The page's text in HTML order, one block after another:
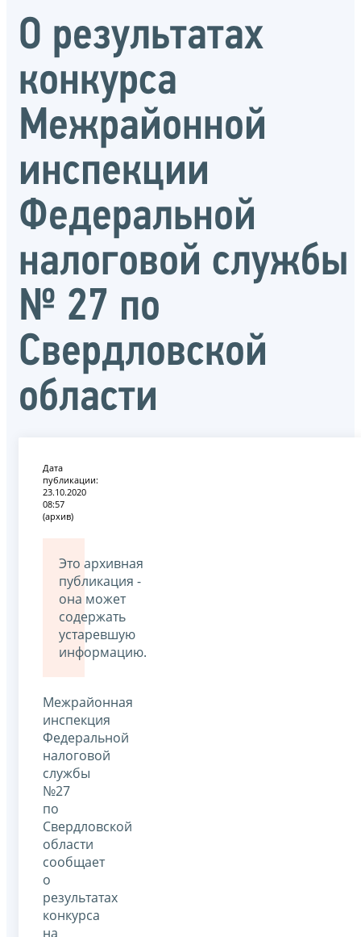
О результатах
конкурса
Межрайонной
инспекции
Федеральной
налоговой службы
№ 27 по
Свердловской
области
Дата
публикации:
23.10.2020
08:57
(архив)
Это архивная
публикация -
она может
содержать
устаревшую
информацию.
Межрайонная
инспекция
Федеральной
налоговой
службы
№27
по
Свердловской
области
сообщает
о
результатах
конкурса
на